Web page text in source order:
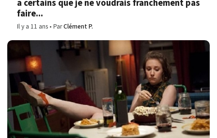
a certains que je ne voudrais franchement pas
faire...
Il y a 11 ans ParClément P.